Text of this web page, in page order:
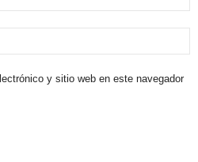
y sitio web en este navegador